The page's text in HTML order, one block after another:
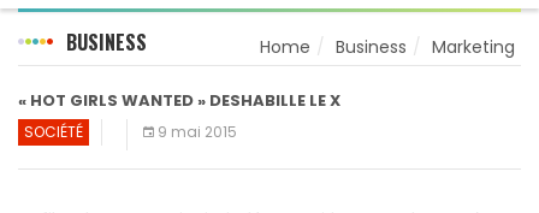
BUSINESS Home Business Marketing
« HOT GIRLS WANTED » DESHABILLE LE X
SOCIÉTÉ 9 mai 2015